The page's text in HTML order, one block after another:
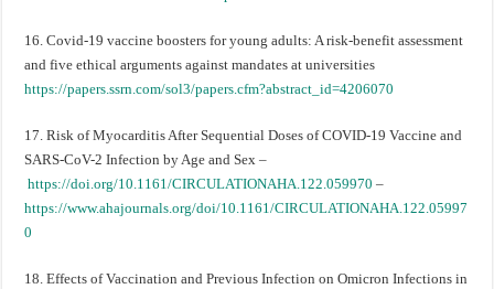
16. Covid-19 vaccine boosters for young adults: A risk-benefit assessment
and five ethical arguments against mandates at universities
https://papers.ssrn.com/sol3/papers.cfm?abstract_id=4206070
17. Risk of Myocarditis After Sequential Doses of COVID-19 Vaccine and
SARS-CoV-2 Infection by Age and Sex –
https://doi.org/10.1161/CIRCULATIONAHA.122.059970 –
https://www.ahajournals.org/doi/10.1161/CIRCULATIONAHA.122.05997
0
18. Effects of Vaccination and Previous Infection on Omicron Infections in